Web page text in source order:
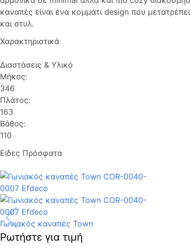
καναπές είναι ένα κομμάτι design που
και στυλ.
Χαρακτηριστικά
Διαστάσεις & Υλικό
Μήκος:
346
Πλάτος:
163
Βάθος:
110
Είδες Πρόσφατα
Γωνιακός καναπές Town
Ρωτήστε για τιμή